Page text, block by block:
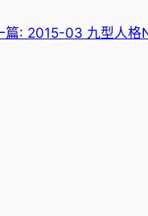
篇: 2015-03 九型人格